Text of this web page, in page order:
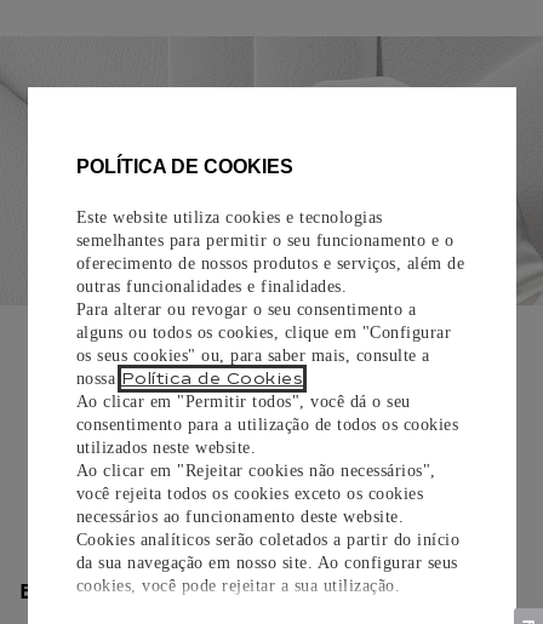
POLÍTICA DE COOKIES
Este website utiliza cookies e tecnologias
semelhantes para permitir o seu funcionamento e o
oferecimento de nossos produtos e serviços, além de
outras funcionalidades e finalidades.
Para alterar ou revogar o seu consentimento a
alguns ou todos os cookies, clique em "Configurar
os seus cookies" ou, para saber mais, consulte a
nossa Política de Cookies
Ao clicar em "Permitir todos", você dá o seu
consentimento para a utilização de todos os cookies
utilizados neste website.
Ao clicar em "Rejeitar cookies não necessários",
você rejeita todos os cookies exceto os cookies
necessários ao funcionamento deste website.
Cookies analíticos serão coletados a partir do início
da sua navegação em nosso site. Ao configurar seus
cookies, você pode rejeitar a sua utilização.
EMBALAGEM PARA PRESENTE
Todos os pedidos de nossa e-Boutique Cartier são
cuidadosamente embrulhados para presente e oferecem a
opção de adicionar um cartão personalizado.
Saiba mais
ENTREGA/DEVOLUÇÃO